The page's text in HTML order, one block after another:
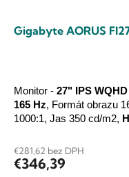
Gigabyte AORUS
je
5,0
z
hviezdičiek.
€281,62 bez DPH
€346,39
Monitor - 27" IPS WQHD
165 Hz, Formát obrazu
1000:1, Jas 350 cd/m2,